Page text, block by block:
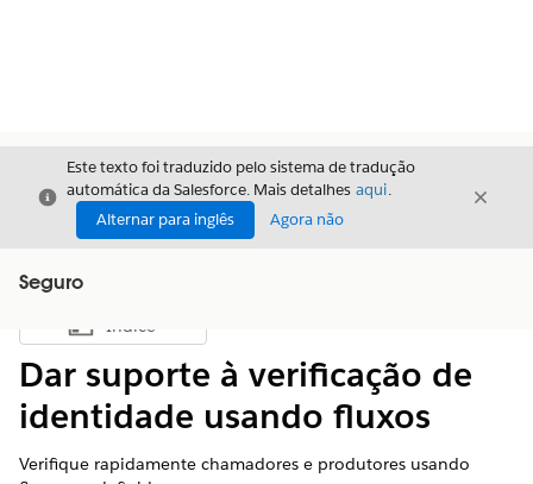
Fechar
Este texto foi traduzido pelo sistema de tradução
automática da Salesforce. Mais detalhes aqui.
Alternar para inglês
Agora não
Fechar
Seguro
Mostrar índice
Índice
Dar suporte à verificação de
identidade usando fluxos
Verifique rapidamente chamadores e produtores usando